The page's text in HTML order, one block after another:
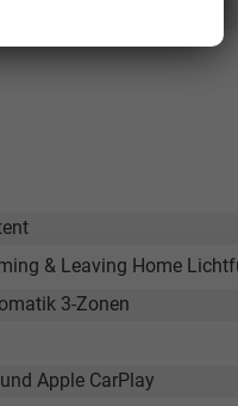
& Leaving Home
3-Zonen
Apple CarPlay